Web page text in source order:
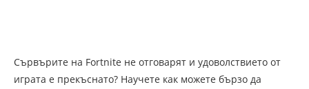
Сървърите на Fortnite не отговарят и удоволствието от
играта е прекъснато? Научете как можете бързо да